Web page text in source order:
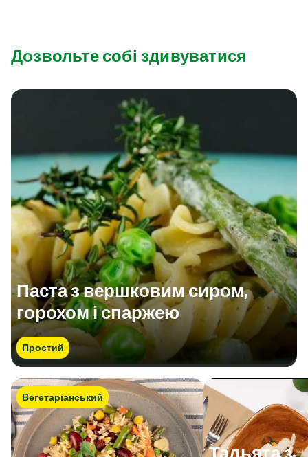
Дозвольте собі здивуватися
Паста з вершковим сиром,
горохом і спаржею
Простий
Вегетаріанський
Тальята з